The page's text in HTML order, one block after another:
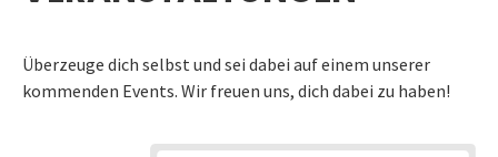
Überzeuge dich selbst und sei dabei auf einem unserer
kommenden Events. Wir freuen uns, dich dabei zu haben!